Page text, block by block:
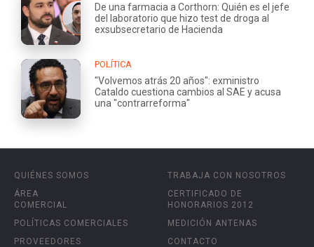
De una farmacia a Corthorn: Quién es el jefe
del laboratorio que hizo test de droga al
exsubsecretario de Hacienda
POLÍTICA
"Volvemos atrás 20 años": exministro
Cataldo cuestiona cambios al SAE y acusa
una "contrarreforma"
QUIÉNES SOMOS
ÁREA
COMERCIAL
POLÍTICAS COMERCIALES
PROVEEDORES
TRABAJA CON NOSOTROS
CERTIFICADO DE
HONORARIOS 2012
MEDICIÓN ANTENAS
CONTACTO